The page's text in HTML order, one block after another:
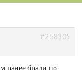
#268305
ранее брали по